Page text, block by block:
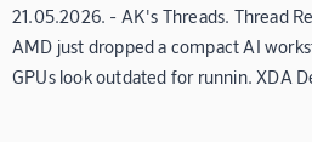
21.05.2026. - AK's Threads. Thread
AMD just dropped a compact AI
GPUs look outdated for runnin. XDA